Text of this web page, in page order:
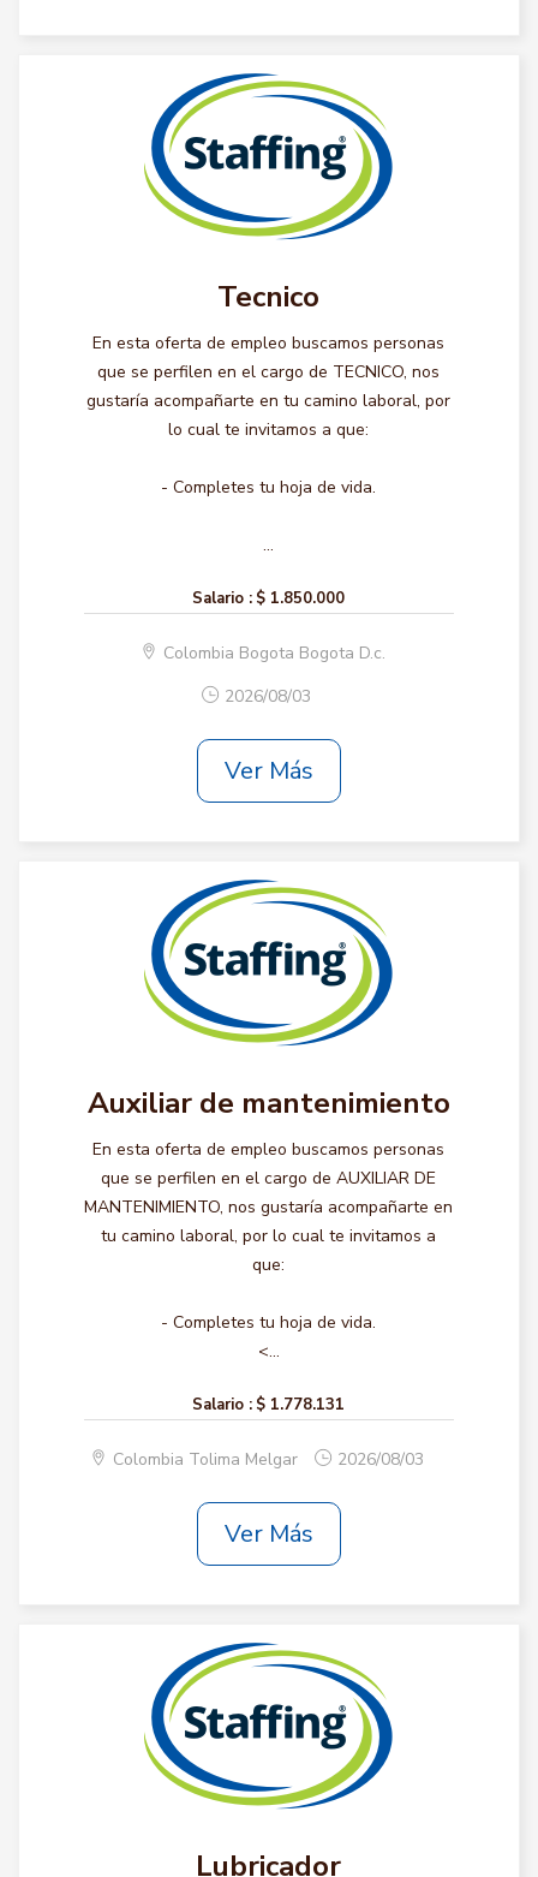
Tecnico
En esta oferta de empleo buscamos personas
que se perfilen en el cargo de TECNICO, nos
gustaría acompañarte en tu camino laboral, por
lo cual te invitamos a que:
- Completes tu hoja de vida.
...
Salario : $ 1.850.000
Colombia Bogota Bogota D.c.
2026/08/03
Ver Más
Auxiliar de mantenimiento
En esta oferta de empleo buscamos personas
que se perfilen en el cargo de AUXILIAR DE
MANTENIMIENTO, nos gustaría acompañarte en
tu camino laboral, por lo cual te invitamos a
que:
- Completes tu hoja de vida.
<...
Salario : $ 1.778.131
Colombia Tolima Melgar 2026/08/03
Ver Más
Lubricador